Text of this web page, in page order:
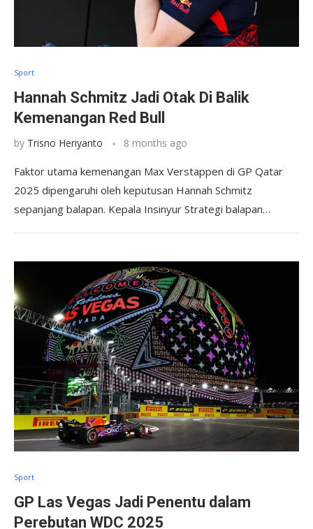
Sport
Hannah Schmitz Jadi Otak Di Balik
Kemenangan Red Bull
by Trisno Heriyanto 8 months ago
Faktor utama kemenangan Max Verstappen di GP Qatar
2025 dipengaruhi oleh keputusan Hannah Schmitz
sepanjang balapan. Kepala Insinyur Strategi balapan…
Sport
GP Las Vegas Jadi Penentu dalam
Perebutan WDC 2025